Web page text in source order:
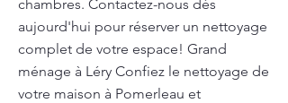
chambres. Contactez-nous dès
aujourd'hui pour réserver un nettoyage
complet de votre espace! Grand
ménage à Léry Confiez le nettoyage de
votre maison à Pomerleau et